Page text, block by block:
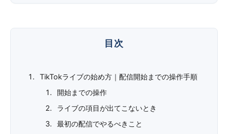
TikTokライブの始め方｜配信開始までの操作手順
開始までの操作
ライブの項目が出てこないとき
最初の配信でやるべきこと